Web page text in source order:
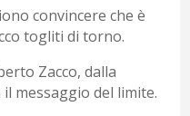
convincere che è
togliti di torno.
Zacco, dalla
messaggio del limite.